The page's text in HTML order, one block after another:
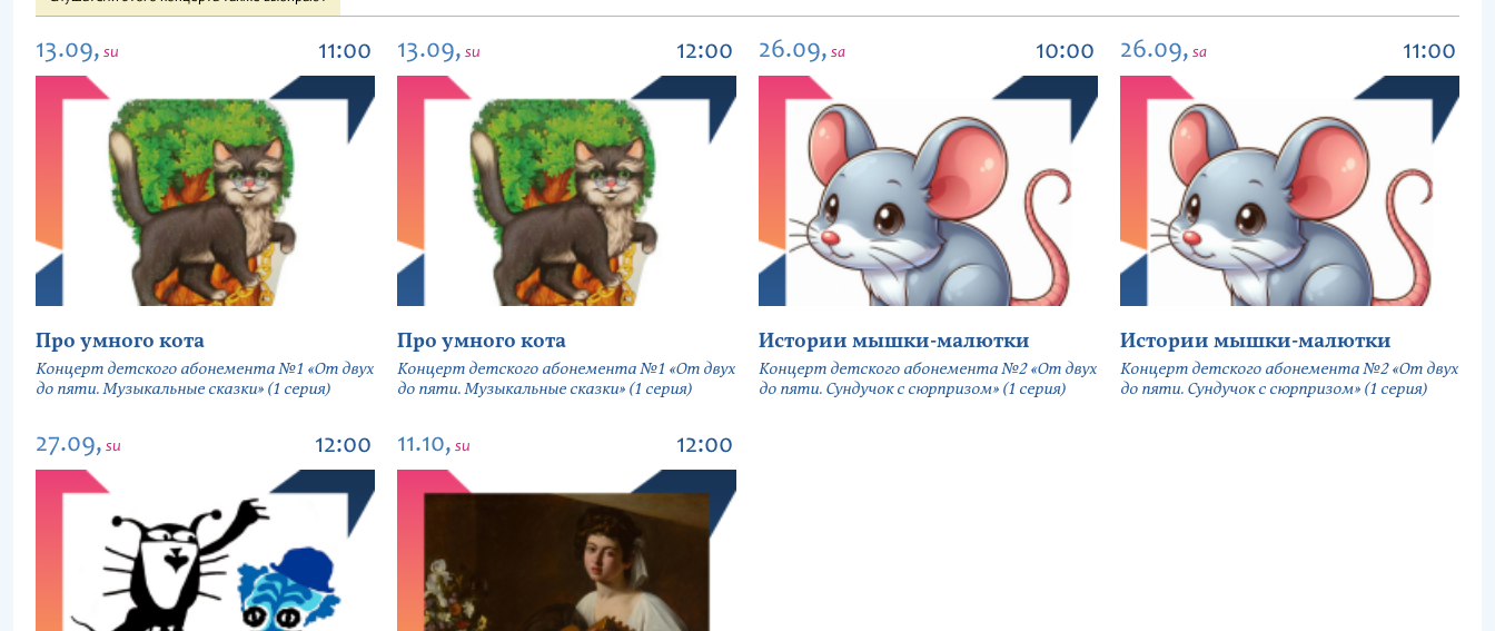
13.09, su 11:00
Про умного кота
Концерт детского абонемента №1 «От двух
до пяти. Музыкальные сказки» (1 серия)
13.09, su 12:00
Про умного кота
Концерт детского абонемента №1 «От двух
до пяти. Музыкальные сказки» (1 серия)
26.09, sa 10:00
Истории мышки-малютки
Концерт детского абонемента №2 «От двух
до пяти. Сундучок с сюрпризом» (1 серия)
26.09, sa 11:00
Истории мышки-малютки
Концерт детского абонемента №2 «От двух
до пяти. Сундучок с сюрпризом» (1 серия)
27.09, su 12:00 11.10, su 12:00